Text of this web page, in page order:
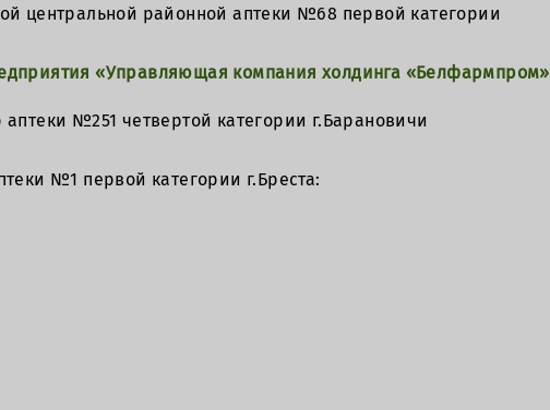
центральной районной аптеки №68 первой категории
«Управляющая компания холдинга «Белфармпром»
№251 четвертой категории г.Барановичи
№1 первой категории г.Бреста: